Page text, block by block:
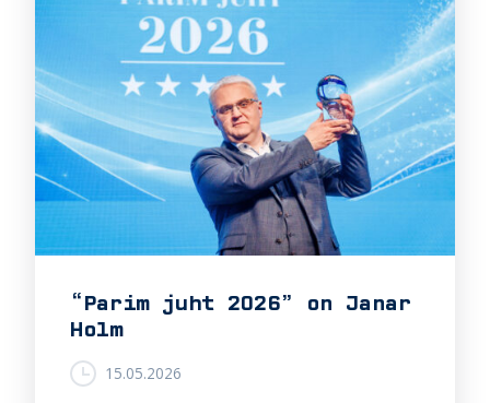
“Parim juht 2026” on Janar
Holm
15.05.2026